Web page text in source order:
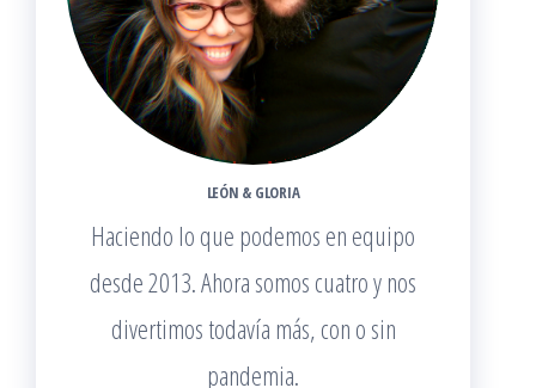
LEÓN & GLORIA
Haciendo lo que podemos en equipo
desde 2013. Ahora somos cuatro y nos
divertimos todavía más, con o sin
pandemia.